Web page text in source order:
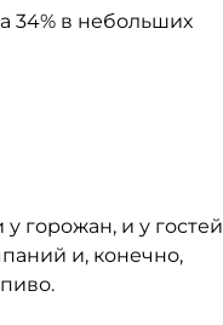
34% в небольших
горожан, и у гостей
и, конечно,